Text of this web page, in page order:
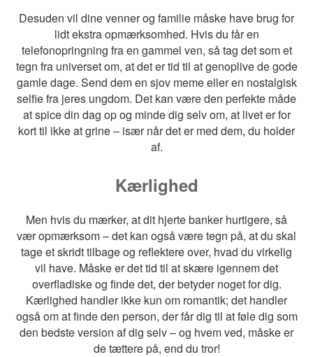
Desuden vil dine venner og familie måske have brug for
lidt ekstra opmærksomhed. Hvis du får en
telefonopringning fra en gammel ven, så tag det som et
tegn fra universet om, at det er tid til at genoplive de gode
gamle dage. Send dem en sjov meme eller en nostalgisk
selfie fra jeres ungdom. Det kan være den perfekte måde
at spice din dag op og minde dig selv om, at livet er for
kort til ikke at grine – især når det er med dem, du holder
af.
Kærlighed
Men hvis du mærker, at dit hjerte banker hurtigere, så
vær opmærksom – det kan også være tegn på, at du skal
tage et skridt tilbage og reflektere over, hvad du virkelig
vil have. Måske er det tid til at skære igennem det
overfladiske og finde det, der betyder noget for dig.
Kærlighed handler ikke kun om romantik; det handler
også om at finde den person, der får dig til at føle dig som
den bedste version af dig selv – og hvem ved, måske er
de tættere på, end du tror!